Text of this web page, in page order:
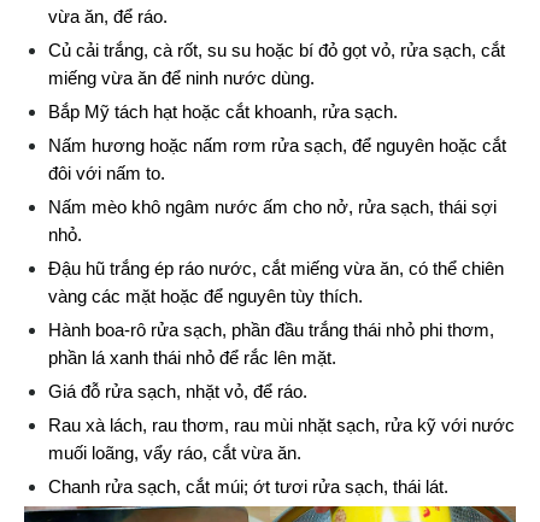
vừa ăn, để ráo.
Củ cải trắng, cà rốt, su su hoặc bí đỏ gọt vỏ, rửa sạch, cắt
miếng vừa ăn để ninh nước dùng.
Bắp Mỹ tách hạt hoặc cắt khoanh, rửa sạch.
Nấm hương hoặc nấm rơm rửa sạch, để nguyên hoặc cắt
đôi với nấm to.
Nấm mèo khô ngâm nước ấm cho nở, rửa sạch, thái sợi
nhỏ.
Đậu hũ trắng ép ráo nước, cắt miếng vừa ăn, có thể chiên
vàng các mặt hoặc để nguyên tùy thích.
Hành boa-rô rửa sạch, phần đầu trắng thái nhỏ phi thơm,
phần lá xanh thái nhỏ để rắc lên mặt.
Giá đỗ rửa sạch, nhặt vỏ, để ráo.
Rau xà lách, rau thơm, rau mùi nhặt sạch, rửa kỹ với nước
muối loãng, vẩy ráo, cắt vừa ăn.
Chanh rửa sạch, cắt múi; ớt tươi rửa sạch, thái lát.